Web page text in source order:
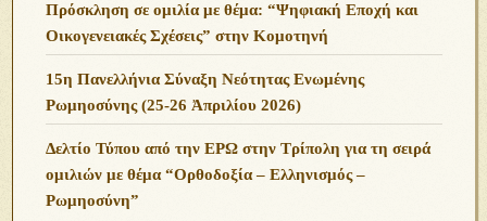
Πρόσκληση σε ομιλία με θέμα: “Ψηφιακή Εποχή και
Οικογενειακές Σχέσεις” στην Κομοτηνή
15η Πανελλήνια Σύναξη Νεότητας Ενωμένης
Ρωμηοσύνης (25-26 Ἀπριλίου 2026)
Δελτίο Τύπου από την ΕΡΩ στην Τρίπολη για τη σειρά
ομιλιών με θέμα “Ορθοδοξία – Ελληνισμός –
Ρωμηοσύνη”